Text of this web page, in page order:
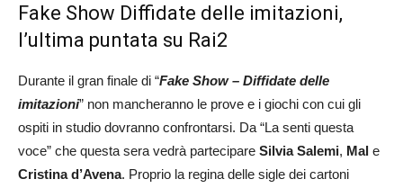
Fake Show Diffidate delle imitazioni,
l’ultima puntata su Rai2
Durante il gran finale di “Fake Show – Diffidate delle
imitazioni” non mancheranno le prove e i giochi con cui gli
ospiti in studio dovranno confrontarsi. Da “La senti questa
voce” che questa sera vedrà partecipare Silvia Salemi, Mal e
Cristina d’Avena. Proprio la regina delle sigle dei cartoni